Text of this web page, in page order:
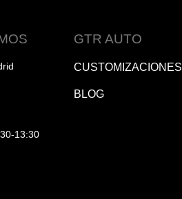
13:30
GTR AUTO
CUSTOMIZACIONES
BLOG